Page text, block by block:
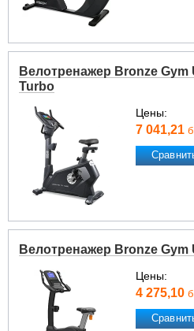
Велотренажер Bronze Gym
Turbo
Цены:
7 041,21
Велотренажер Bronze Gym
Цены:
4 275,10